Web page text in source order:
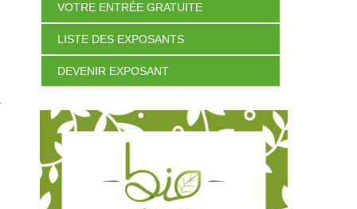
VOTRE ENTRÉE GRATUITE
LISTE DES EXPOSANTS
DEVENIR EXPOSANT